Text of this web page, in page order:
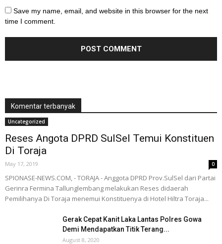
Save my name, email, and website in this browser for the next
time I comment.
Komentar terbanyak
Uncategorized
Reses Angota DPRD SulSel Temui Konstituen
Di Toraja
May 17, 2019 0
SPIONASE-NEWS.COM, - TORAJA - Anggota DPRD Prov.SulSel dari Partai
Gerinra Fermina Tallunglembang melakukan Reses didaerah
Pemilihanya Di Toraja menemui Konstituenya di Hotel Hiltra Toraja...
Gerak Cepat Kanit Laka Lantas Polres Gowa
Demi Mendapatkan Titik Terang...
August 8, 2020